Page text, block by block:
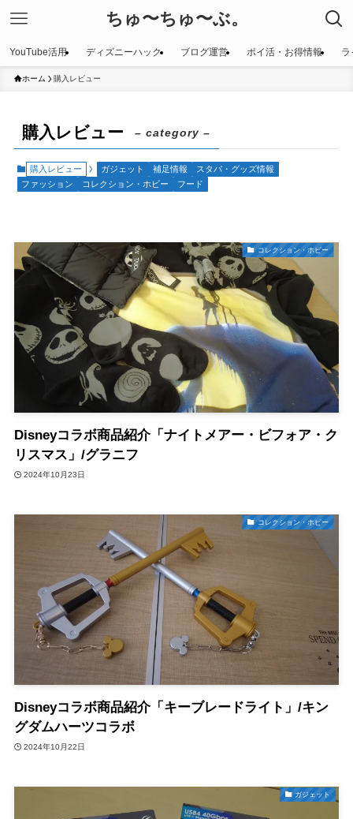
ちゅ〜ちゅ〜ぶ。
YouTube活用 ディズニーハック ブログ運営 ポイ活・お得情報
ホーム 購入レビュー
購入レビュー – category –
購入レビュー ガジェット 補足情報
スタバ・グッズ情報
ファッション
コレクション・ホビー フード
コレクション・ホビー
Disneyコラボ商品紹介「ナイトメアー・ビフォア・ク
リスマス」/グラニフ
2024年10月23日
コレクション・ホビー
Disneyコラボ商品紹介「キーブレードライト」/キン
グダムハーツコラボ
2024年10月22日
ガジェット